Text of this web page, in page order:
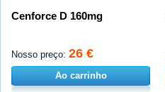
Cenforce D 160mg
Nosso preço: 26 €
Ao carrinho